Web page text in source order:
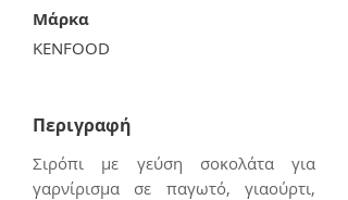
Μάρκα
KENFOOD
Περιγραφή
Σιρόπι με γεύση σοκολάτα για
γαρνίρισμα σε παγωτό, γιαούρτι,